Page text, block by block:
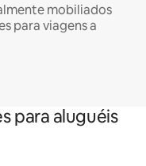
mobiliados
para viagens a
para aluguéis